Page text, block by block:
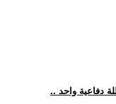
دفاعية واحد